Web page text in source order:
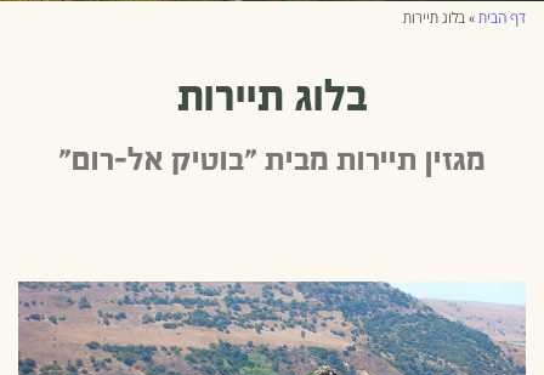
דף הבית»בלוג תיירות
בלוג תיירות
מגזין תיירות מבית "בוטיק אל-רום"